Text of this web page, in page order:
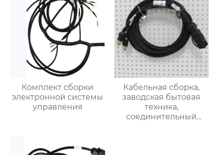
Комплект сборки
электронной системы
управления
Кабельная сборка,
заводская бытовая
техника,
соединительный